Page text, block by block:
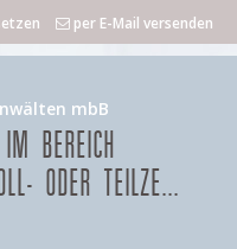
per E-Mail versenden
mbB
BEREICH
ODER TEILZE...